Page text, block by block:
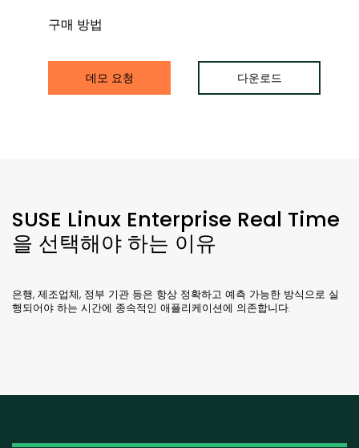
구매 방법
데모 요청 다운로드
SUSE Linux Enterprise Real Time
을 선택해야 하는 이유
은행, 제조업체, 정부 기관 등은 항상 정확하고 예측 가능한 방식으로 실
행되어야 하는 시간에 종속적인 애플리케이션에 의존합니다.